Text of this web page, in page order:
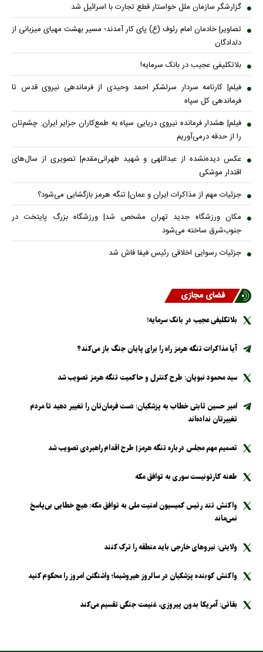
گزارشگر سازمان ملل خواستار قطع تجارت با اسرائیل شد
تصاویر| خادمان امام رئوف (ع) پای کار آمدند؛ مسیر بهشت مهیای میزبانی از
دلدادگان
بلاتکلیفی عجیب در بانک سرمایه!
فیلم| کارنامه سردار سرلشکر احمد وحیدی از فرماندهی نیروی قدس تا
فرماندهی کل سپاه
فیلم| هشدار فرمانده نیروی دریایی سپاه به طمع‌کاران جزایر ایران: چشم‌تان
را از حدقه درمی‌آوریم
عکس دیده‌نشده از عبداللهی و شهید طهرانی‌مقدم| تصویری از سال‌های
اقتدار موشکی
جزئیات مهم از مذاکرات ایران و عمان| تنگه هرمز بازگشایی می‌شود؟
مکان ورزشگاه جدید تهران مشخص شد| ورزشگاه بزرگ پایتخت در
جنوب‌شرق ساخته می‌شود
جزئیات رسوایی اخلاقی رئیس فیفا فاش شد
فضای مجازی
بلاتکلیفی عجیب در بانک سرمایه!
آیا مذاکرات تنگه هرمز راه را برای پایان جنگ باز می‌کند؟
سید محمود نبویان: طرح کنترل و حاکمیت تنگه هرمز تصویب شد
امیر حسین ثابتی خطاب به پزشکیان: دست فرمان‌تان را تغییر دهید تا مردم
تغییرتان نداده‌اند
تصمیم مهم مجلس درباره تنگه هرمز| طرح اقدام راهبردی تصویب شد
طعنه کارتونیست سوری به توافق مکه
واکنش تند رئیس کمیسیون امنیت ملی به توافق مکه: هیچ خطایی بی‌پاسخ
نمی‌ماند
ولایتی: نیرو‌های خارجی باید منطقه را ترک کنند
واکنش کوبنده پزشکیان در سالروز هیروشیما؛ واشنگتن امروز را محکوم کنید
بقائی: آمریکا بدون پیروزی، غنیمت جنگی تقسیم می‌کند